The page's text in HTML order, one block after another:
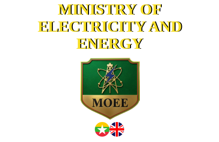
MINISTRY OF
ELECTRICITY AND
ENERGY